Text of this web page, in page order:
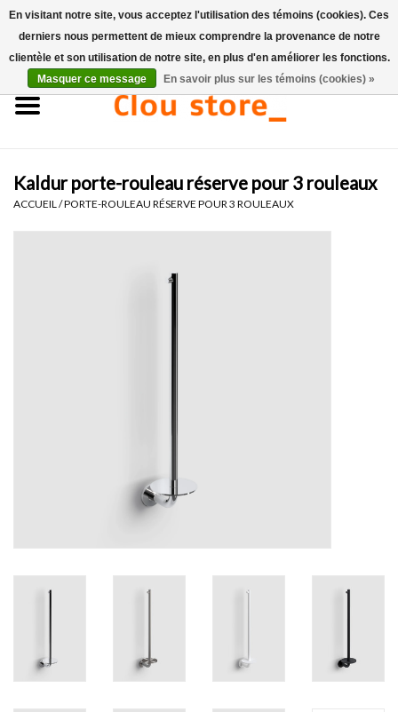
Accueil
Ensembles de lave-mains
Lave-mains
Accessoires de salle de bain
Kaldur porte-rouleau réserve pour 3 rouleaux
ACCUEIL /PORTE-ROULEAU RÉSERVE POUR 3 ROULEAUX
En visitant notre site, vous acceptez l'utilisation des témoins (cookies). Ces
derniers nous permettent de mieux comprendre la provenance de notre
clientèle et son utilisation de notre site, en plus d'en améliorer les fonctions.
Masquer ce message
En savoir plus sur les témoins (cookies) »